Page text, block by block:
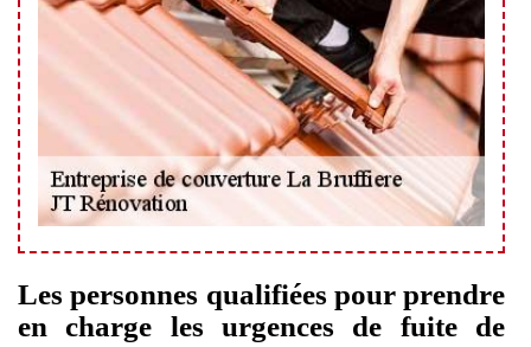
Les personnes qualifiées pour prendre
en charge les urgences de fuite de